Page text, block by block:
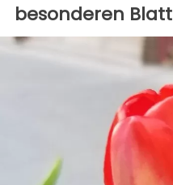
besonderen Blatt